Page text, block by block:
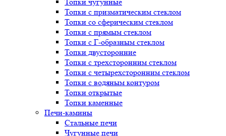
Топки чугунные
Топки с призматическим стеклом
Топки со сферическим стеклом
Топки с прямым стеклом
Топки с Г-образным стеклом
Топки двусторонние
Топки с трехсторонним стеклом
Топки с четырехсторонним стеклом
Топки с водяным контуром
Топки открытые
Топки каменные
Печи-камины
Стальные печи
Чугунные печи